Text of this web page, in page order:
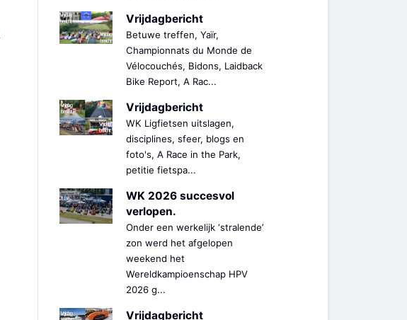
Vrijdagbericht
Betuwe treffen, Yaïr,
Championnats du Monde de
Vélocouchés, Bidons, Laidback
Bike Report, A Rac...
Vrijdagbericht
WK Ligfietsen uitslagen,
disciplines, sfeer, blogs en
foto's, A Race in the Park,
petitie fietspa...
WK 2026 succesvol
verlopen.
Onder een werkelijk ‘stralende’
zon werd het afgelopen
weekend het
Wereldkampioenschap HPV
2026 g...
Vrijdagbericht